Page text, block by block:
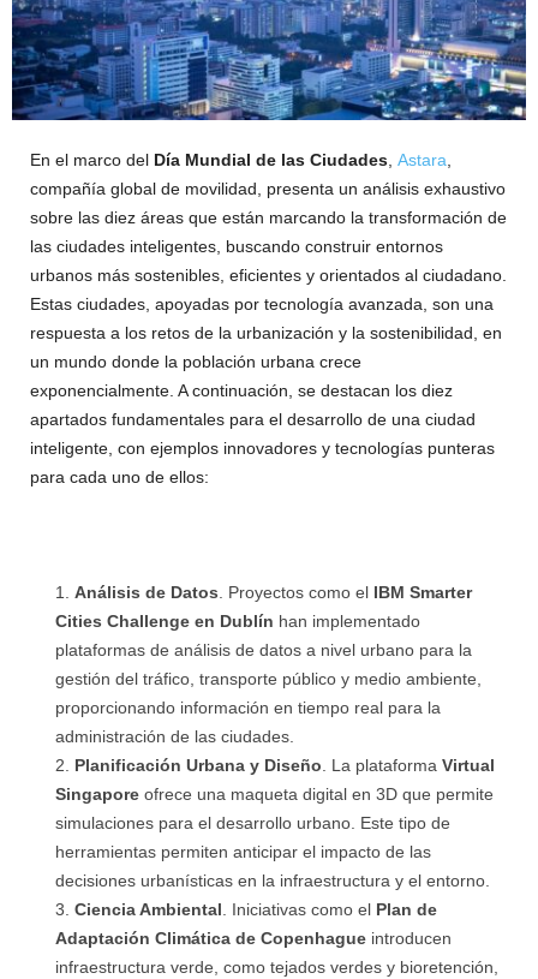
En el marco del Día Mundial de las Ciudades Astara
compañía global de movilidad, presenta un análisis exhaustivo
sobre las diez áreas que están marcando la transformación de
las ciudades inteligentes, buscando construir entornos
urbanos más sostenibles, eficientes y orientados al ciudadano.
Estas ciudades, apoyadas por tecnología avanzada, son una
respuesta a los retos de la urbanización y la sostenibilidad, en
un mundo donde la población urbana crece
exponencialmente. A continuación, se destacan los diez
apartados fundamentales para el desarrollo de una ciudad
inteligente, con ejemplos innovadores y tecnologías punteras
para cada uno de ellos:
Análisis de Datos . Proyectos como el IBM Smarter
Cities Challenge en Dublín han implementado
plataformas de análisis de datos a nivel urbano para la
gestión del tráfico, transporte público y medio ambiente,
proporcionando información en tiempo real para la
administración de las ciudades.
Planificación Urbana y Diseño . La plataforma Virtual
Singapore ofrece una maqueta digital en 3D que permite
simulaciones para el desarrollo urbano. Este tipo de
herramientas permiten anticipar el impacto de las
decisiones urbanísticas en la infraestructura y el entorno.
Ciencia Ambiental . Iniciativas como el Plan de
Adaptación Climática de Copenhague introducen
infraestructura verde, como tejados verdes y bioretención,